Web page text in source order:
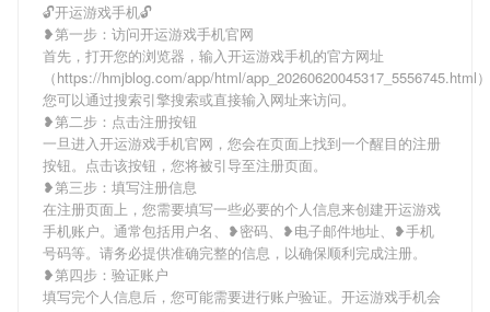
🔓开运游戏手机🔓
❥第一步：访问开运游戏手机官网
首先，打开您的浏览器，输入开运游戏手机的官方网址
（https://hmjblog.com/app/html/app_20260620045317_5556745.html
您可以通过搜索引擎搜索或直接输入网址来访问。
❥第二步：点击注册按钮
一旦进入开运游戏手机官网，您会在页面上找到一个醒目的注册
按钮。点击该按钮，您将被引导至注册页面。
❥第三步：填写注册信息
在注册页面上，您需要填写一些必要的个人信息来创建开运游戏
手机账户。通常包括用户名、❥密码、❥电子邮件地址、❥手机
号码等。请务必提供准确完整的信息，以确保顺利完成注册。
❥第四步：验证账户
填写完个人信息后，您可能需要进行账户验证。开运游戏手机会